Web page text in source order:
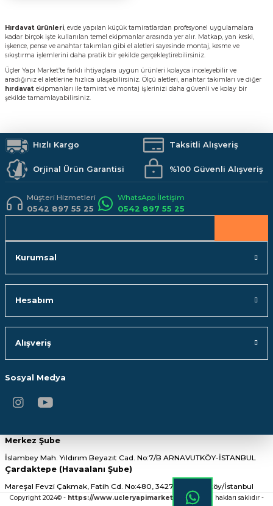
Hırdavat ürünleri, evde yapılan küçük tamiratlardan profesyonel uygulamalara
kadar birçok işte kullanılan temel ekipmanlar arasında yer alır. Matkap, yan keski,
işkence, pense ve anahtar takımları gibi el aletleri sayesinde montaj, kesme ve
sıkıştırma işlemlerini daha pratik bir şekilde gerçekleştirebilirsiniz.
Üçler Yapı Market’te farklı ihtiyaçlara uygun ürünleri kolayca inceleyebilir ve
aradığınız el aletlerine hızlıca ulaşabilirsiniz. Ölçü aletleri, anahtar takımları ve diğer
hırdavat ekipmanları ile tamirat ve montaj işlerinizi daha güvenli ve kolay bir
şekilde tamamlayabilirsiniz.
Hızlı Kargo Taksitli Alışveriş
Orjinal Ürün Garantisi %100 Güvenli Alışveriş
Müşteri Hizmetleri
0542 897 55 25
WhatsApp İletişim
0542 897 55 25
Kurumsal
Hesabım
Alışveriş
Sosyal Medya
Merkez Şube
İslambey Mah. Yıldırım Beyazıt Cad. No:7/B ARNAVUTKÖY-İSTANBUL
Çardaktepe (Havaalanı Şube)
Mareşal Fevzi Çakmak, Fatih Cd. No:480, 34275 Arnavutköy/İstanbul
Copyright 2024© - https://www.ucleryapimarket.com/- Tüm hakları saklıdır -